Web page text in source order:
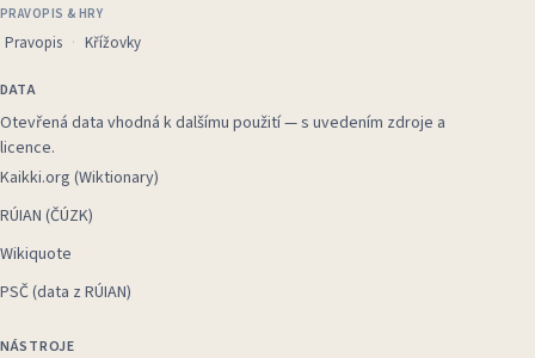
PRAVOPIS & HRY
Pravopis Křížovky
DATA
Otevřená data vhodná k dalšímu použití — s uvedením zdroje a
licence.
Kaikki.org (Wiktionary)
RÚIAN (ČÚZK)
Wikiquote
PSČ (data z RÚIAN)
NÁSTROJE